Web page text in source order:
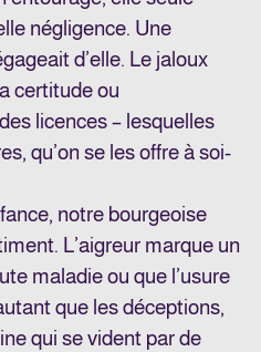
négligence. Une
d’elle. Le jaloux
certitude ou
licences – lesquelles
qu’on se les offre à soi-
notre bourgeoise
L’aigreur marque un
maladie ou que l’usure
que les déceptions,
qui se vident par de